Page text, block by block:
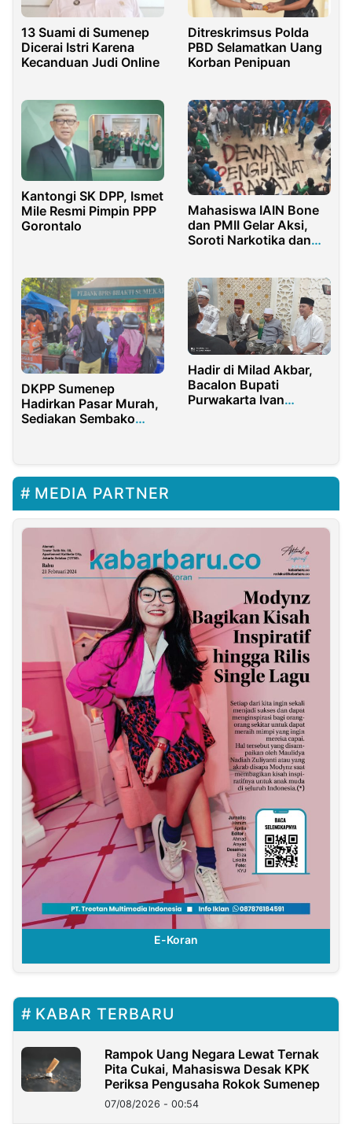
13 Suami di Sumenep
Dicerai Istri Karena
Kecanduan Judi Online
Ditreskrimsus Polda
PBD Selamatkan Uang
Korban Penipuan
Kantongi SK DPP, Ismet
Mile Resmi Pimpin PPP
Gorontalo
Mahasiswa IAIN Bone
dan PMII Gelar Aksi,
Soroti Narkotika dan
DKPP Sumenep
Hadirkan Pasar Murah,
Sediakan Sembako
Hadir di Milad Akbar,
Bacalon Bupati
Purwakarta Ivan
MEDIA PARTNER
E-Koran
KABAR TERBARU
Rampok Uang Negara Lewat Ternak
Pita Cukai, Mahasiswa Desak KPK
Periksa Pengusaha Rokok Sumenep
07/08/2026 - 00:54